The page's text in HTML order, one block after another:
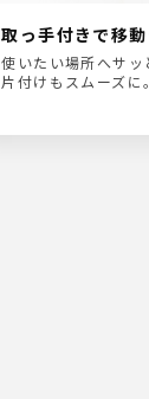
取っ手付きで移
使いたい場所へサ
片付けもスムーズに。